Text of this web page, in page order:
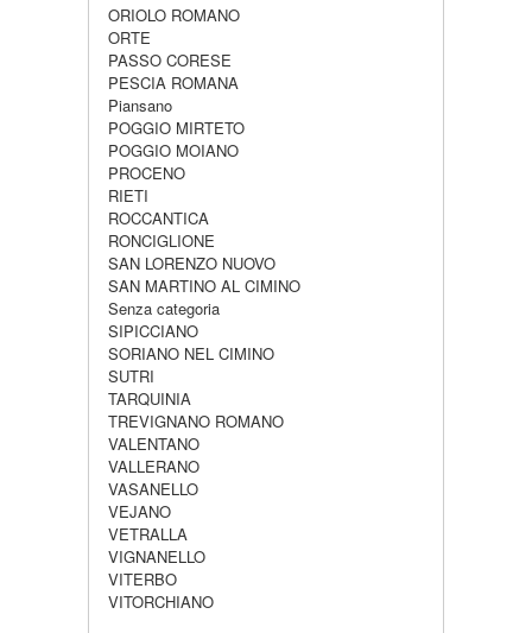
ORIOLO ROMANO
ORTE
PASSO CORESE
PESCIA ROMANA
Piansano
POGGIO MIRTETO
POGGIO MOIANO
PROCENO
RIETI
ROCCANTICA
RONCIGLIONE
SAN LORENZO NUOVO
SAN MARTINO AL CIMINO
Senza categoria
SIPICCIANO
SORIANO NEL CIMINO
SUTRI
TARQUINIA
TREVIGNANO ROMANO
VALENTANO
VALLERANO
VASANELLO
VEJANO
VETRALLA
VIGNANELLO
VITERBO
VITORCHIANO